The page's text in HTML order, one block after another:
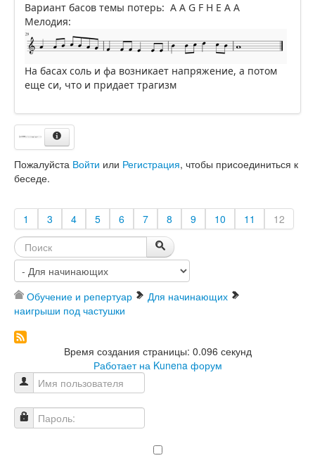
Вариант басов темы потерь: A A G F H E A A
Мелодия:
На басах соль и фа возникает напряжение, а потом
еще си, что и придает трагизм
Пожалуйста Войти или Регистрация, чтобы присоединиться к
беседе.
1 3 4 5 6 7 8 9 10 11 12
Обучение и репертуар
Для начинающих
наигрыши под частушки
Время создания страницы: 0.096 секунд
Работает на Kunena форум
Имя пользователя
Пароль: